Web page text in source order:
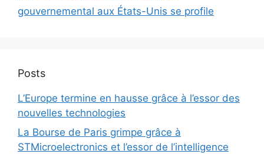
gouvernemental aux États-Unis se profile
Posts
L’Europe termine en hausse grâce à l’essor des
nouvelles technologies
La Bourse de Paris grimpe grâce à
STMicroelectronics et l’essor de l’intelligence